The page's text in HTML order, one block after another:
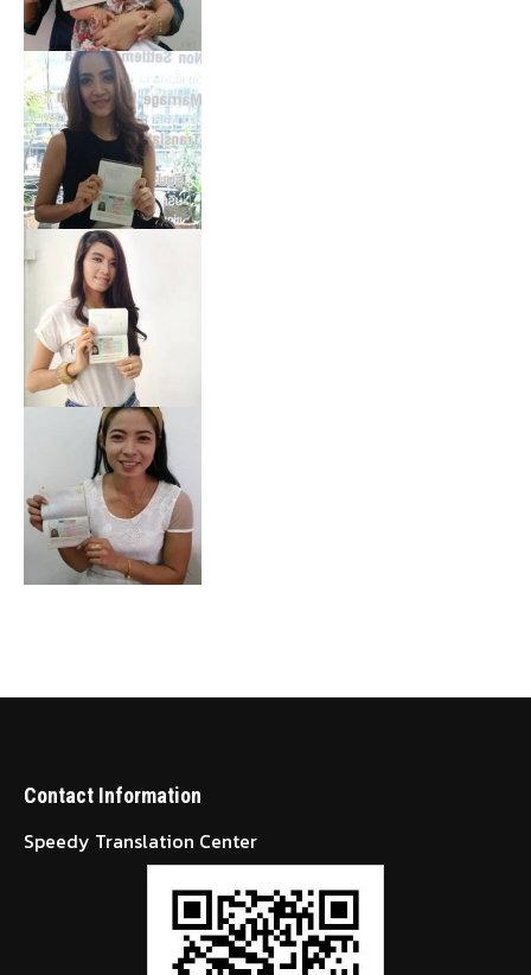
Contact Information
Speedy Translation Center